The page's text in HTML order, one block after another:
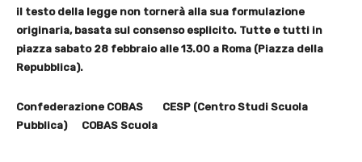
il testo della legge non tornerà alla sua formulazione
originaria, basata sul consenso esplicito. Tutte e tutti in
piazza sabato 28 febbraio alle 13.00 a Roma (Piazza della
Repubblica).
Confederazione COBAS CESP (Centro Studi Scuola
Pubblica) COBAS Scuola